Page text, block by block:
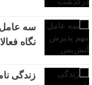
سه عامل
نگاه
زندگی